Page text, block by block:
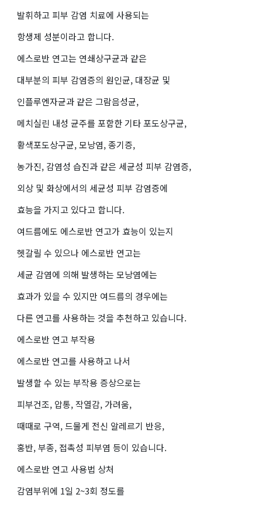
발휘하고 피부 감염 치료에 사용되는
항생제 성분이라고 합니다.
에스로반 연고는 연쇄상구균과 같은
대부분의 피부 감염증의 원인균, 대장균 및
인플루엔자균과 같은 그람음성균,
메치실린 내성 균주를 포함한 기타 포도상구균,
황색포도상구균, 모낭염, 종기증,
농가진, 감염성 습진과 같은 세균성 피부 감염증,
외상 및 화상에서의 세균성 피부 감염증에
효능을 가지고 있다고 합니다.
여드름에도 에스로반 연고가 효능이 있는지
헷갈릴 수 있으나 에스로반 연고는
세균 감염에 의해 발생하는 모낭염에는
효과가 있을 수 있지만 여드름의 경우에는
다른 연고를 사용하는 것을 추천하고 있습니다.
에스로반 연고 부작용
에스로반 연고를 사용하고 나서
발생할 수 있는 부작용 증상으로는
피부건조, 압통, 작열감, 가려움,
때때로 구역, 드물게 전신 알레르기 반응,
홍반, 부종, 접촉성 피부염 등이 있습니다.
에스로반 연고 사용법 상처
감염부위에 1일 2~3회 정도를